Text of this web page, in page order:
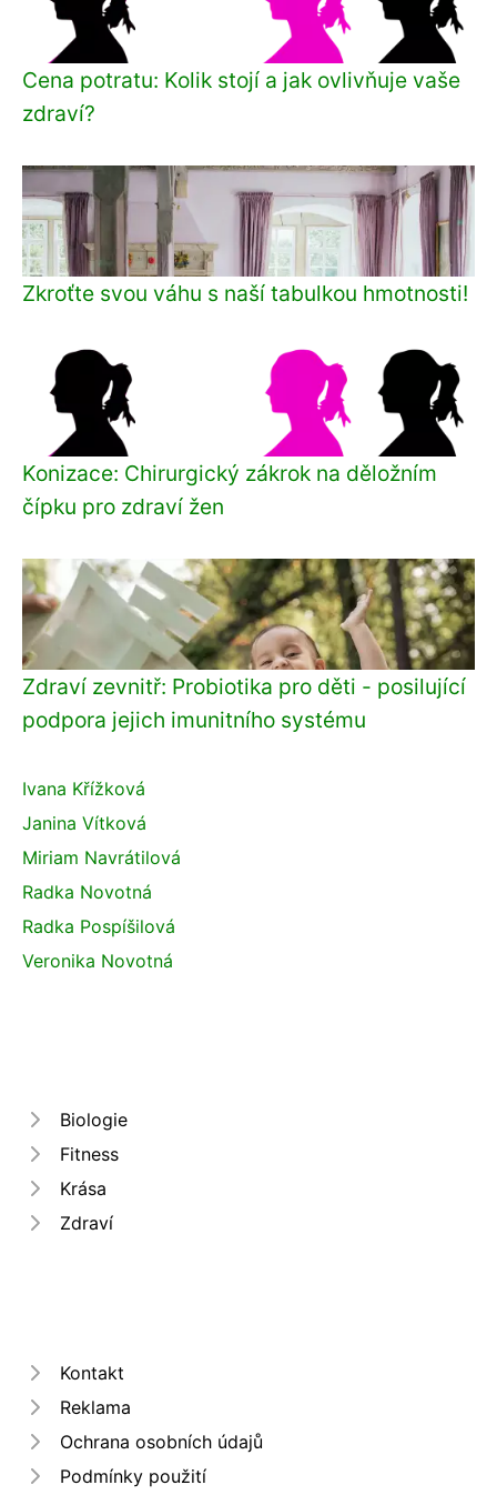
Cena potratu: Kolik stojí a jak ovlivňuje vaše
zdraví?
Zkroťte svou váhu s naší tabulkou hmotnosti!
Konizace: Chirurgický zákrok na děložním
čípku pro zdraví žen
Zdraví zevnitř: Probiotika pro děti - posilující
podpora jejich imunitního systému
Ivana Křížková
Janina Vítková
Miriam Navrátilová
Radka Novotná
Radka Pospíšilová
Veronika Novotná
Biologie
Fitness
Krása
Zdraví
Kontakt
Reklama
Ochrana osobních údajů
Podmínky použití